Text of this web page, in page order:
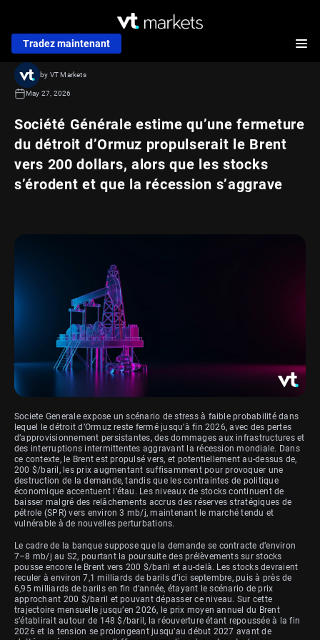
Tradez maintenant
Société Générale estime qu’une fermeture
du détroit d’Ormuz propulserait le Brent
vers 200 dollars, alors que les stocks
s’érodent et que la récession s’aggrave
by VT Markets
May 27, 2026
Societe Generale expose un scénario de stress à faible probabilité dans
lequel le détroit d’Ormuz reste fermé jusqu’à fin 2026, avec des pertes
d’approvisionnement persistantes, des dommages aux infrastructures et
des interruptions intermittentes aggravant la récession mondiale. Dans
ce contexte, le Brent est propulsé vers, et potentiellement au-dessus de,
200 $/baril, les prix augmentant suffisamment pour provoquer une
destruction de la demande, tandis que les contraintes de politique
économique accentuent l’étau. Les niveaux de stocks continuent de
baisser malgré des relâchements accrus des réserves stratégiques de
pétrole (SPR) vers environ 3 mb/j, maintenant le marché tendu et
vulnérable à de nouvelles perturbations.
Le cadre de la banque suppose que la demande se contracte d’environ
7–8 mb/j au S2, pourtant la poursuite des prélèvements sur stocks
pousse encore le Brent vers 200 $/baril et au-delà. Les stocks devraient
reculer à environ 7,1 milliards de barils d’ici septembre, puis à près de
6,95 milliards de barils en fin d’année, étayant le scénario de prix
approchant 200 $/baril et pouvant dépasser ce niveau. Sur cette
trajectoire mensuelle jusqu’en 2026, le prix moyen annuel du Brent
s’établirait autour de 148 $/baril, la réouverture étant repoussée à la fin
2026 et la tension se prolongeant jusqu’au début 2027 avant de